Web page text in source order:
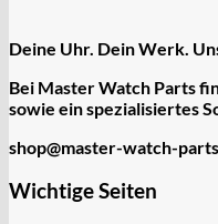
Deine Uhr. Dein Werk.
Bei Master Watch Parts
sowie ein spezialisiertes
shop@master-watch-
Wichtige Seiten